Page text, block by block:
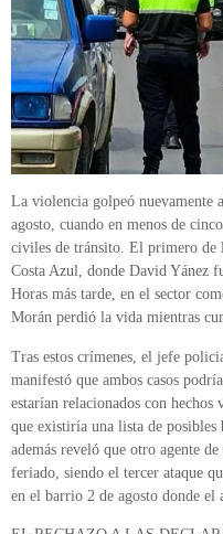
La violencia golpeó nuevamente
agosto, cuando en menos de
civiles de tránsito. El primero de
Costa Azul, donde David Yánez
Horas más tarde, en el sector
Morán perdió la vida mientras
Tras estos crímenes, el jefe
manifestó que ambos casos
estarían relacionados con
que existiría una lista de posibles
además reveló que otro agente
feriado, siendo el tercer ataque
en el barrio 2 de agosto donde el